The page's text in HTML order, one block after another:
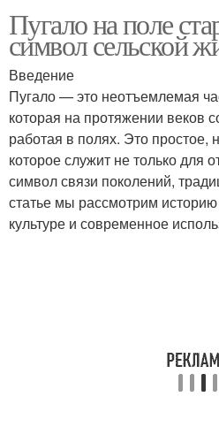
местности
Пугало на поле
символ сельской
Введение
Пугало — это неотъемлемая
которая на протяжении веков
работая в полях. Это простое,
которое служит не только для
символ связи поколений,
статье мы рассмотрим историю
культуре и современное